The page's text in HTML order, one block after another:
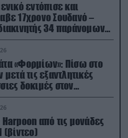
εντόπισε και
17χρονο Σουδανό –
34 παράνομων
«Φορμίων»: Πίσω στο
μετά τις εξαντλητικές
στον
Βισκαϊκό
από τις μονάδες
(βίντεο)